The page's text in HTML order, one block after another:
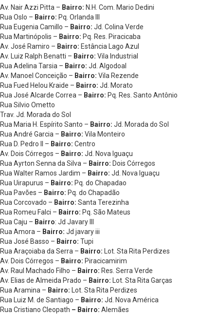
Av. Nair Azzi Pitta – Bairro: N.H. Com. Mario Dedini
Rua Oslo – Bairro: Pq. Orlanda III
Rua Eugenia Camillo – Bairro: Jd. Colina Verde
Rua Martinópolis – Bairro: Pq. Res. Piracicaba
Av. José Ramiro – Bairro: Estância Lago Azul
Av. Luiz Ralph Benatti – Bairro: Vila Industrial
Rua Adelina Tarsia – Bairro: Jd. Algodoal
Av. Manoel Conceição – Bairro: Vila Rezende
Rua Fued Helou Kraide – Bairro: Jd. Morato
Rua José Alcarde Correa – Bairro: Pq. Res. Santo Antônio
Rua Silvio Ometto
Trav. Jd. Morada do Sol
Rua Maria H. Espírito Santo – Bairro: Jd. Morada do Sol
Rua André Garcia – Bairro: Vila Monteiro
Rua D. Pedro II – Bairro: Centro
Av. Dois Córregos – Bairro: Jd. Nova Iguaçu
Rua Ayrton Senna da Silva – Bairro: Dois Córregos
Rua Walter Ramos Jardim – Bairro: Jd. Nova Iguaçu
Rua Uirapurus – Bairro: Pq. do Chapadao
Rua Pavões – Bairro: Pq. do Chapadão
Rua Corcovado – Bairro: Santa Terezinha
Rua Romeu Falci – Bairro: Pq. São Mateus
Rua Caju – Bairro: Jd Javary III
Rua Amora – Bairro: Jd javary iii
Rua José Basso – Bairro: Tupi
Rua Araçoiaba da Serra – Bairro: Lot. Sta Rita Perdizes
Av. Dois Córregos – Bairro: Piracicamirim
Av. Raul Machado Filho – Bairro: Res. Serra Verde
Av. Elias de Almeida Prado – Bairro: Lot. Sta Rita Garças
Rua Aramina – Bairro: Lot. Sta Rita Perdizes
Rua Luiz M. de Santiago – Bairro: Jd. Nova América
Rua Cristiano Cleopath – Bairro: Alemães